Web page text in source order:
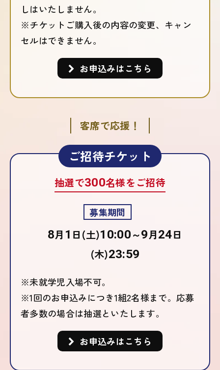
しはいたしません。
※チケットご購入後の内容の変更、キャン
セルはできません。
お申込みはこちら
客席で応援！
ご招待チケット
抽選で300名様をご招待
募集期間
8月 1 日(土)10:00～9月24日
(木)23:59
※未就学児入場不可。
※1回のお申込みにつき1組2名様まで。応募
者多数の場合は抽選といたします。
お申込みはこちら